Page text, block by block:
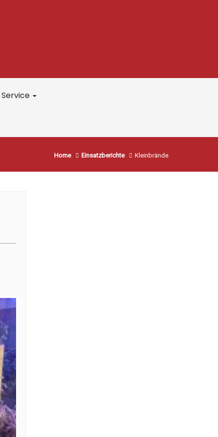
Service
Home Einsatzberichte Kleinbrände